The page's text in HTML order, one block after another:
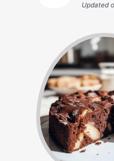
Updated